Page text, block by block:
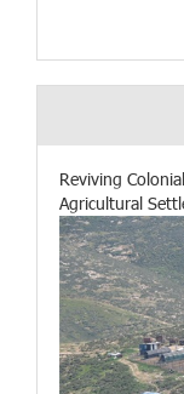
Reviving
Agricultural